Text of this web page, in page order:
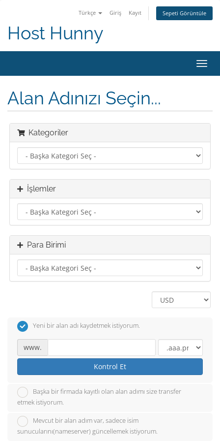
Türkçe Giriş Kayıt Sepeti Görüntüle
Host Hunny
Alan Adınızı Seçin...
Kategoriler
İşlemler
Para Birimi
Yeni bir alan adı kaydetmek istiyorum.
www.
Kontrol Et
Başka bir firmada kayıtlı olan alan adımı size transfer
etmek istiyorum.
Mevcut bir alan adım var, sadece isim
sunucularını(nameserver) güncellemek istiyorum.